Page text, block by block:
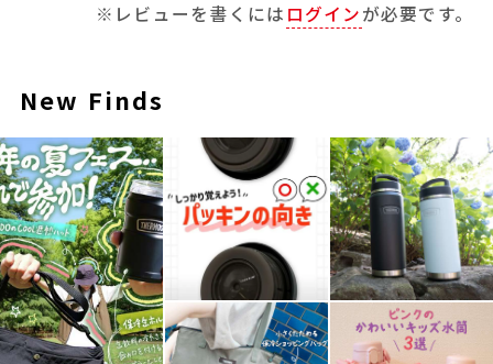
※レビューを書くには ログインが必要です。
New Finds